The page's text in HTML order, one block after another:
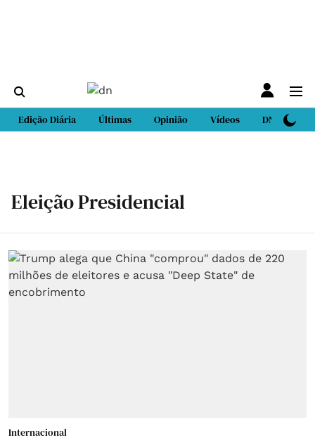
Edição Diária Últimas Opinião Vídeos DN Sport
Eleição Presidencial
Internacional